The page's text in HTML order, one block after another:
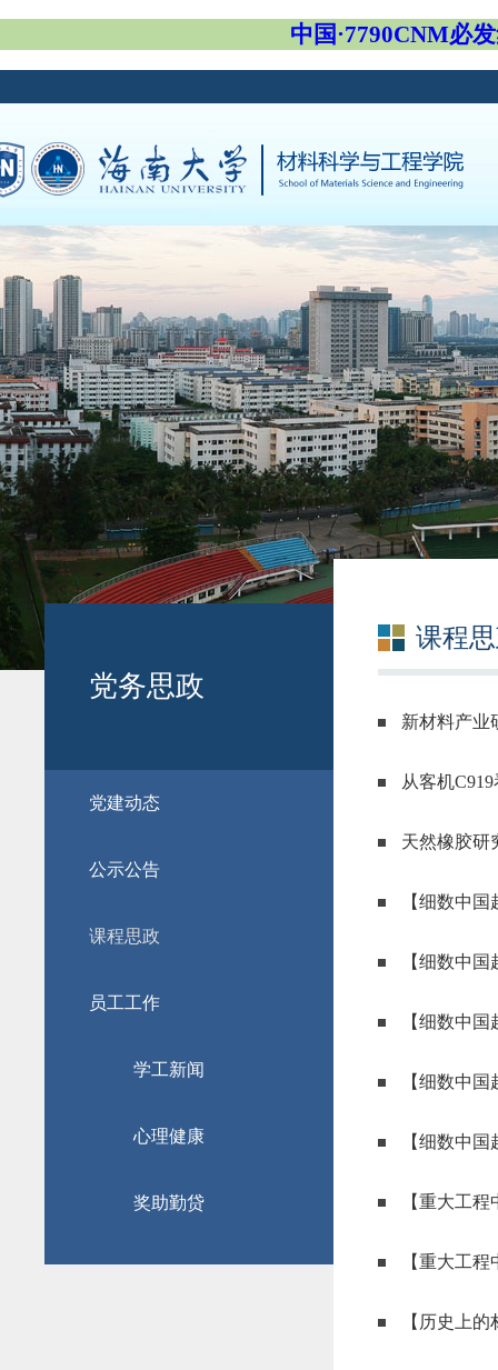
中国·7790CNM必
党务思政
党建动态
公示公告
课程思政
员工工作
学工新闻
心理健康
奖助勤贷
课程
新材料产
从客机
天然橡胶研
【细数中
【细数中
【细数中
【细数中
【细数中
【重大工
【重大工
【历史上